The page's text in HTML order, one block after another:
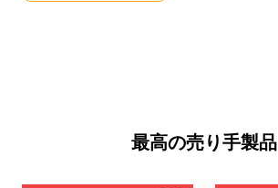
最高の売り手製品